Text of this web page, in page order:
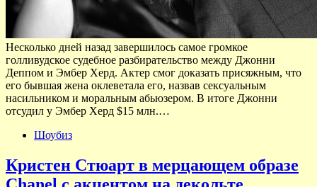
Несколько дней назад завершилось самое громкое
голливудское судебное разбирательство между Джонни
Деппом и Эмбер Херд. Актер смог доказать присяжным, что
его бывшая жена оклеветала его, назвав сексуальным
насильником и моральным абьюзером. В итоге Джонни
отсудил у Эмбер Херд $15 млн.…
Шоубиз
Кристен Стюарт в мерцающем образе